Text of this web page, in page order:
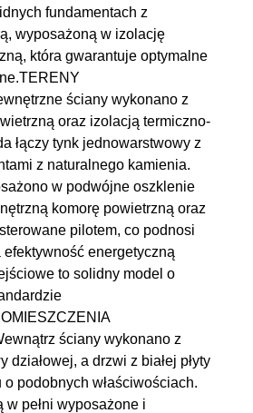
fundamentach z
wyposażoną w izolację
która gwarantuje optymalne
ściany wykonano z
oraz izolacją termiczno-
łączy tynk jednowarstwowy z
z naturalnego kamienia.
w podwójne oszklenie
komorę powietrzną oraz
pilotem, co podnosi
efektywność energetyczną
to solidny model o
ściany wykonano z
działowej, a drzwi z białej płyty
o podobnych właściwościach.
w pełni wyposażone i